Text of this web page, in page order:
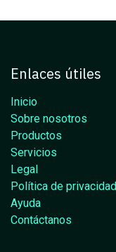
Enlaces útiles
Inicio
Sobre nosotros
Productos
Servicios
Legal
Política de privacidad
Ayuda
Contáctanos